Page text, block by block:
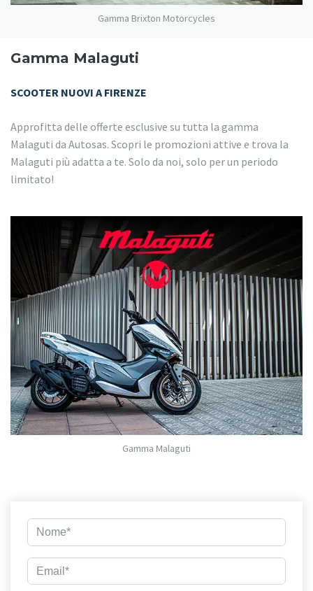
Gamma Brixton Motorcycles
Gamma Malaguti
SCOOTER NUOVI A FIRENZE
Approfitta delle offerte esclusive su tutta la gamma
Malaguti da Autosas. Scopri le promozioni attive e trova la
Malaguti più adatta a te. Solo da noi, solo per un periodo
limitato!
Gamma Malaguti